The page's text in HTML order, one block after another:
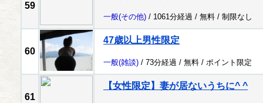
59
一般(その他) / 1061分経過 / 無料 / 制限なし
60
47歳以上男性限定
一般(雑談) / 73分経過 / 無料 / ポイント限定
61
【女性限定】妻が居ないうちに^ ^